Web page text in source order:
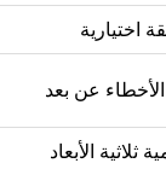
عن بعد
ثلاثية الأبعاد